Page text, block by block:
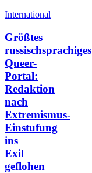
International
Größtes
russischsprachiges
Queer-
Portal:
Redaktion
nach
Extremismus-
Einstufung
ins
Exil
geflohen